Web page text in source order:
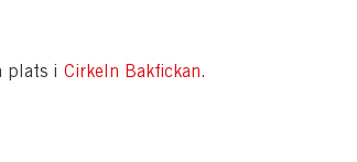
plats i Cirkeln Bakfickan.